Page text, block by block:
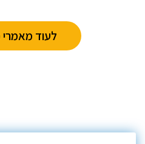
לעוד מאמרי